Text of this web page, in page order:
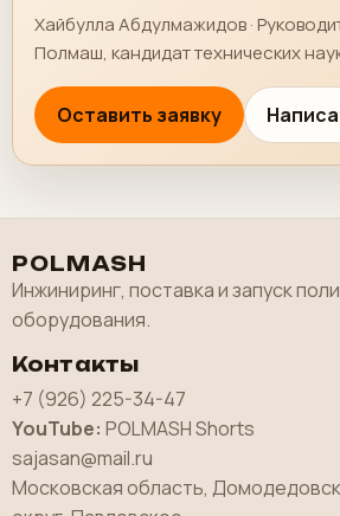
Хайбулла Абдулмажидов ·
Полмаш, кандидат технических
Оставить заявку
POLMASH
Инжиниринг, поставка и запуск
оборудования.
Контакты
+7 (926) 225-34-47
YouTube: POLMASH Shorts
sajasan@mail.ru
Московская область,